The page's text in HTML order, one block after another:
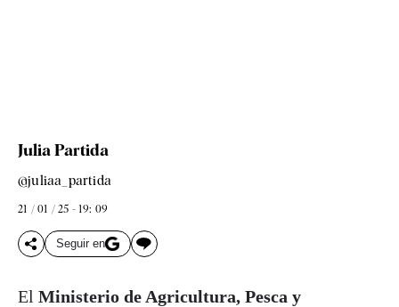
Julia Partida
@juliaa_partida
21 / 01 / 25 - 19: 09
Seguir en
El Ministerio de Agricultura, Pesca y